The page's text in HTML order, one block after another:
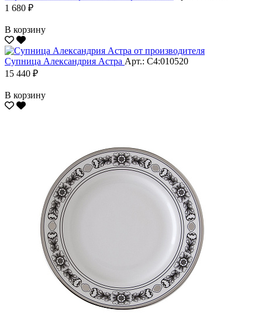
1 680 ₽
В корзину
Супница Александрия Астра Арт.: С4:010520
15 440 ₽
В корзину